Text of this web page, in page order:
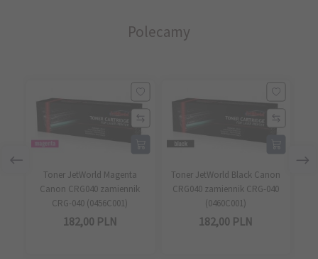
Polecamy
Toner JetWorld Magenta
Canon CRG040 zamiennik
CRG-040 (0456C001)
182,00 PLN
Toner JetWorld Black Canon
CRG040 zamiennik CRG-040
(0460C001)
182,00 PLN